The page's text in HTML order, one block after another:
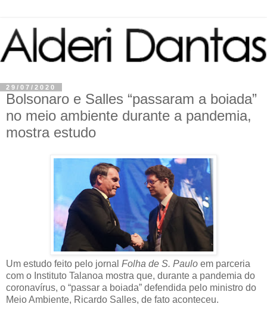
29/07/2020
Bolsonaro e Salles “passaram a boiada”
no meio ambiente durante a pandemia,
mostra estudo
Um estudo feito pelo jornal Folha de S. Paulo em parceria
com o Instituto Talanoa mostra que, durante a pandemia do
coronavírus, o “passar a boiada” defendida pelo ministro do
Meio Ambiente, Ricardo Salles, de fato aconteceu.